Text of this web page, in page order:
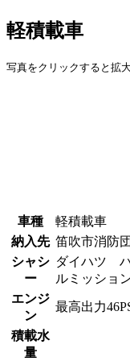
軽積載車
写真をクリックすると拡大
車種
軽積載車
納入先 笛吹市消防
シャシ
ー
ダイハツ
ルミッショ
エンジ
ン
最高出力
積載水
量